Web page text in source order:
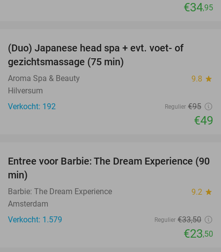
€34,95
(Duo) Japanese head spa + evt. voet- of
gezichtsmassage (75 min)
Aroma Spa & Beauty 9.8 star
Hilversum
Verkocht: 192
Regulier €95
€49
30%
Entree voor Barbie: The Dream Experience (90
min)
Barbie: The Dream Experience 9.2 star
Amsterdam
Verkocht: 1.579
Regulier €33,50
€23,50